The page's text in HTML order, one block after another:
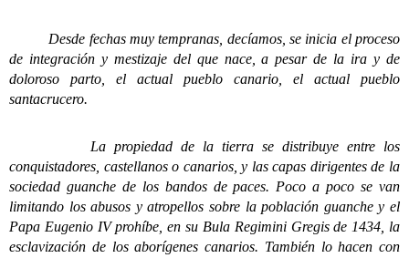
Desde fechas muy tempranas, decíamos, se inicia el proceso
de integración y mestizaje del que nace, a pesar de la ira y de
doloroso parto, el actual pueblo canario, el actual pueblo
santacrucero.
La propiedad de la tierra se distribuye entre los
conquistadores, castellanos o canarios, y las capas dirigentes de la
sociedad guanche de los bandos de paces. Poco a poco se van
limitando los abusos y atropellos sobre la población guanche y el
Papa Eugenio IV prohíbe, en su Bula Regimini Gregis de 1434, la
esclavización de los aborígenes canarios. También lo hacen con